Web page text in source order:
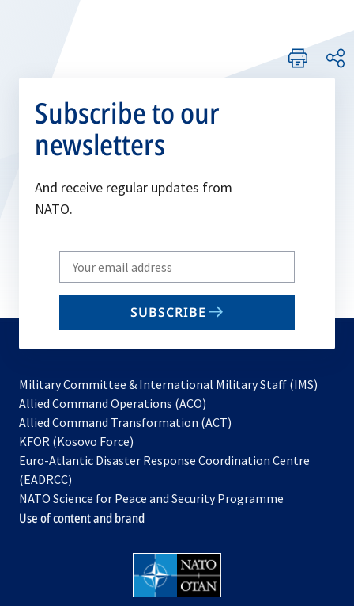
Subscribe to our
newsletters
And receive regular updates from
NATO.
Write
your
email
SUBSCRIBE
Military Committee & International Military Staff (IMS)
Allied Command Operations (ACO)
in
new
Allied Command Transformation (ACT)
a
tab
KFOR (Kosovo Force)
in
new
tab
Euro-Atlantic Disaster Response Coordination Centre
(EADRCC)
NATO Science for Peace and Security Programme
Use of content and brand